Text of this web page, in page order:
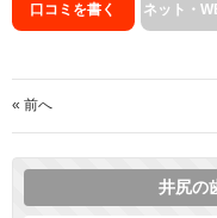
口コミを書く ネット・
« 前へ
井尻の